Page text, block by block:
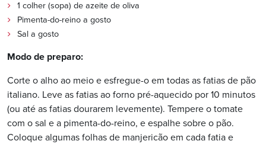
1 colher (sopa) de azeite de oliva
Pimenta-do-reino a gosto
Sal a gosto
Modo de preparo:
Corte o alho ao meio e esfregue-o em todas as fatias de pão
italiano. Leve as fatias ao forno pré-aquecido por 10 minutos
(ou até as fatias dourarem levemente). Tempere o tomate
com o sal e a pimenta-do-reino, e espalhe sobre o pão.
Coloque algumas folhas de manjericão em cada fatia e